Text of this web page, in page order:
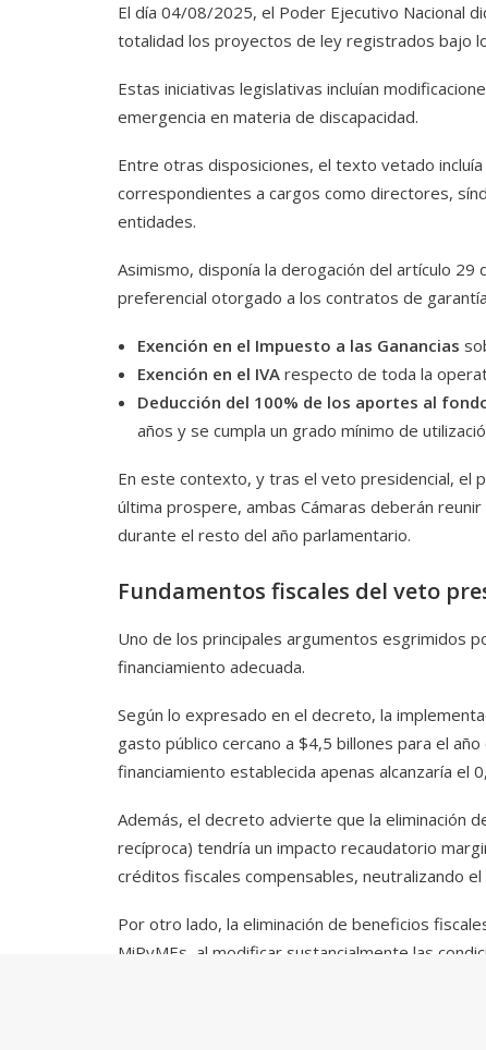
El día 04/08/2025, el Poder Ejecutivo Nacional
totalidad los proyectos de ley registrados bajo
Estas iniciativas legislativas incluían
emergencia en materia de discapacidad.
Entre otras disposiciones, el texto vetado
correspondientes a cargos como directores,
entidades.
Asimismo, disponía la derogación del artículo
preferencial otorgado a los contratos de
Exención en el Impuesto a las Ganancias
Exención en el IVA respecto de toda la
Deducción del 100% de los aportes al
años y se cumpla un grado mínimo de
En este contexto, y tras el veto presidencial, el
última prospere, ambas Cámaras deberán
durante el resto del año parlamentario.
Fundamentos fiscales del veto
Uno de los principales argumentos esgrimidos
financiamiento adecuada.
Según lo expresado en el decreto, la
gasto público cercano a $4,5 billones para el
financiamiento establecida apenas alcanzaría
Además, el decreto advierte que la eliminación
recíproca) tendría un impacto recaudatorio
créditos fiscales compensables, neutralizando
Por otro lado, la eliminación de beneficios
MiPyMEs, al modificar sustancialmente las